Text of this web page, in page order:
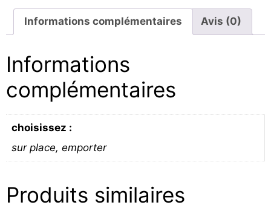
Informations complémentaires Avis (0)
Informations
complémentaires
choisissez :
sur place, emporter
Produits similaires